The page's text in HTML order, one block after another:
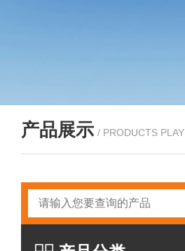
产品展示 / PRODUCTS PLAY